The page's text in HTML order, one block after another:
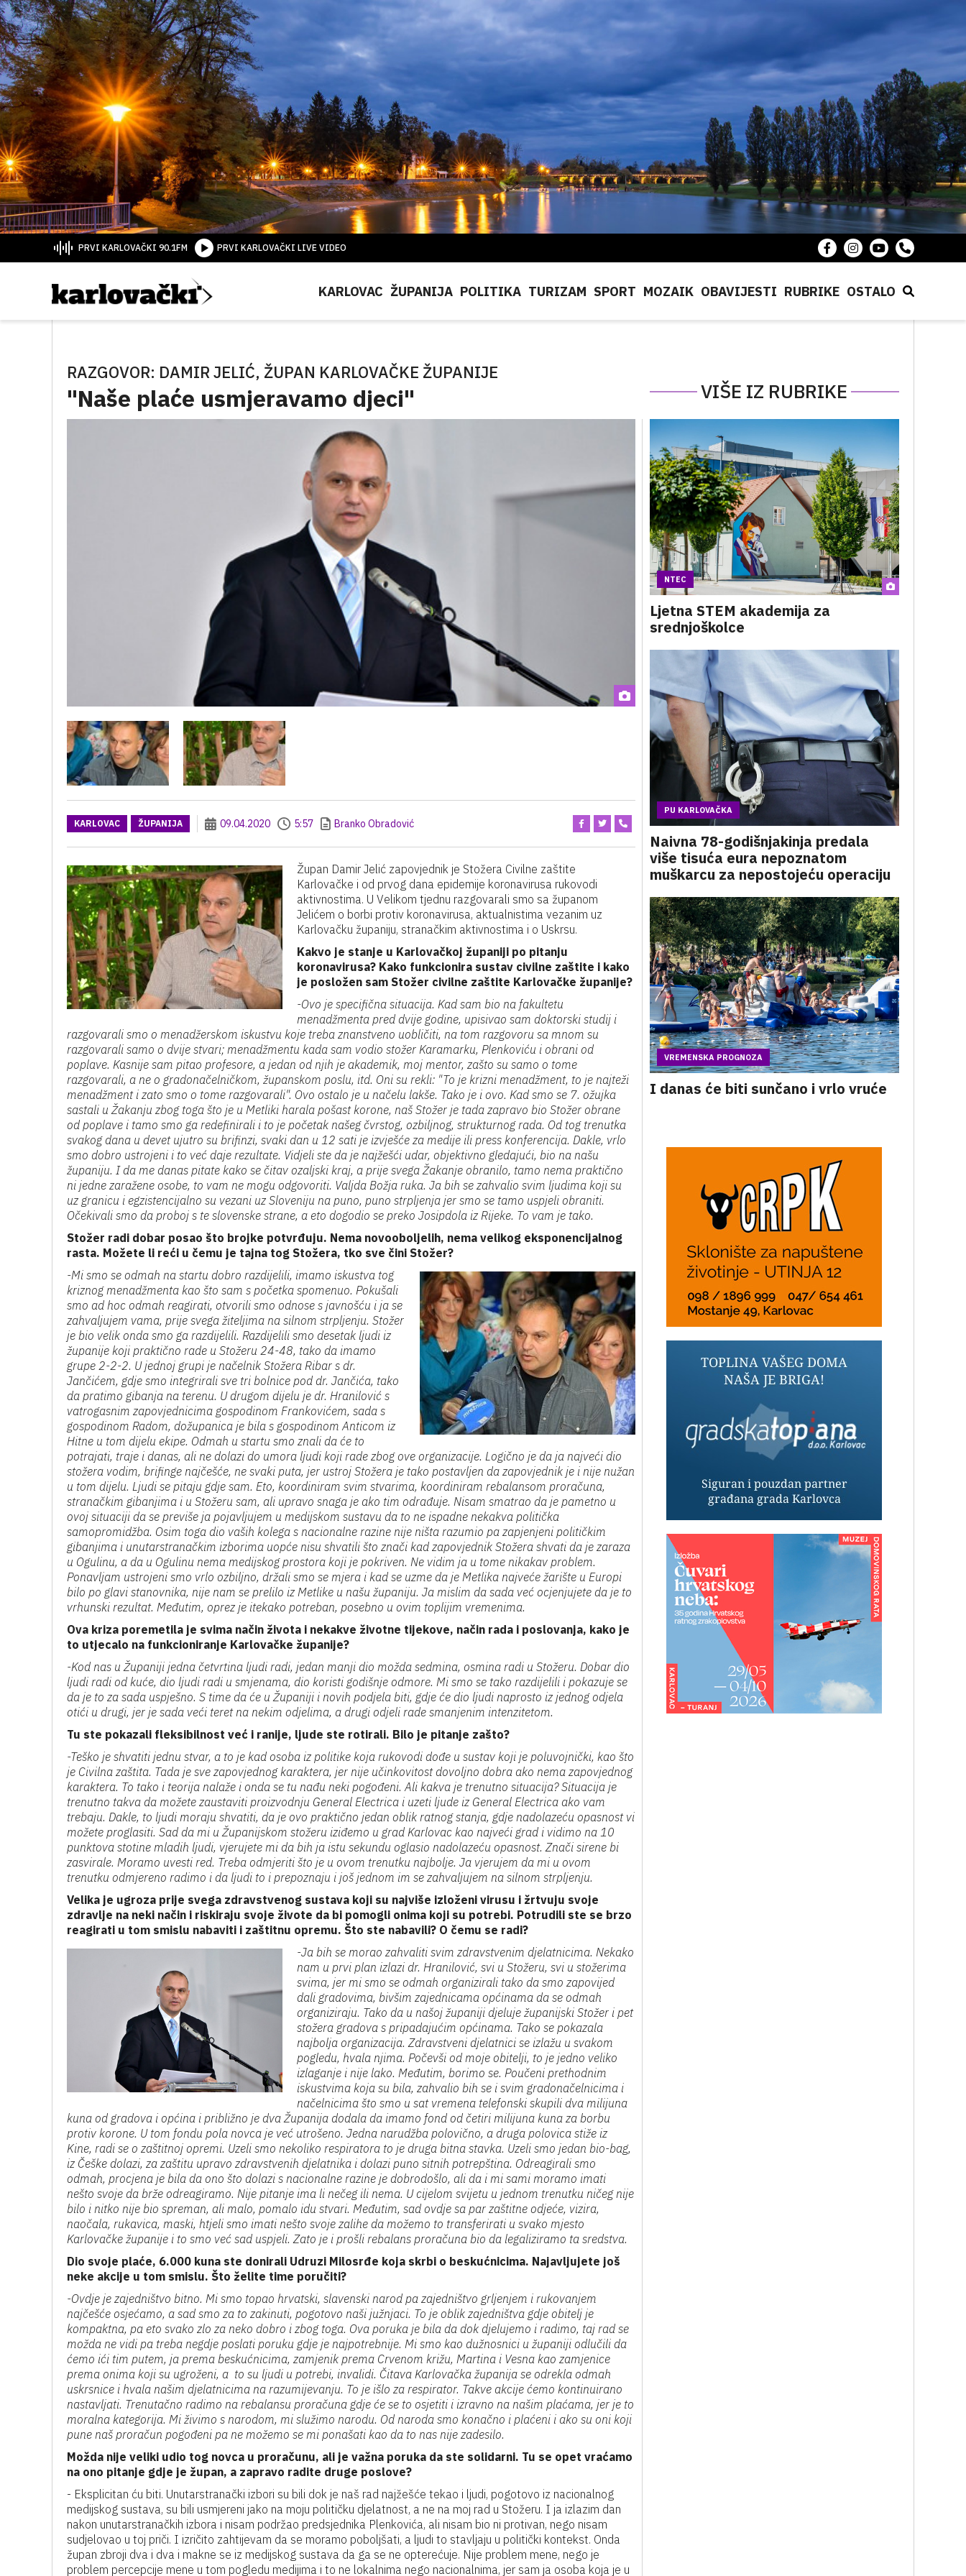
PRVI KARLOVAČKI 90.1FM PRVI KARLOVAČKI LIVE VIDEO
KARLOVAC ŽUPANIJA POLITIKA TURIZAM SPORT MOZAIK OBAVIJESTI RUBRIKE OSTALO
RAZGOVOR: DAMIR JELIĆ, ŽUPAN KARLOVAČKE ŽUPANIJE
"Naše plaće usmjeravamo djeci" VIŠE IZ RUBRIKE
KARLOVAC ŽUPANIJA 09.04.2020 5:57 Branko Obradović
Župan Damir Jelić zapovjednik je Stožera Civilne zaštite
Karlovačke i od prvog dana epidemije koronavirusa rukovodi
aktivnostima. U Velikom tjednu razgovarali smo sa županom
Jelićem o borbi protiv koronavirusa, aktualnistima vezanim uz
Karlovačku županiju, stranačkim aktivnostima i o Uskrsu.
Kakvo je stanje u Karlovačkoj županiji po pitanju
koronavirusa? Kako funkcionira sustav civilne zaštite i kako
je posložen sam Stožer civilne zaštite Karlovačke županije?
-Ovo je specifična situacija. Kad sam bio na fakultetu
menadžmenta pred dvije godine, upisivao sam doktorski studij i
razgovarali smo o menadžerskom iskustvu koje treba znanstveno uobličiti, na tom razgovoru sa mnom su
razgovarali samo o dvije stvari; menadžmentu kada sam vodio stožer Karamarku, Plenkoviću i obrani od
poplave. Kasnije sam pitao profesore, a jedan od njih je akademik, moj mentor, zašto su samo o tome
razgovarali, a ne o gradonačelničkom, županskom poslu, itd. Oni su rekli: "To je krizni menadžment, to je najteži
menadžment i zato smo o tome razgovarali". Ovo ostalo je u načelu lakše. Tako je i ovo. Kad smo se 7. ožujka
sastali u Žakanju zbog toga što je u Metliki harala pošast korone, naš Stožer je tada zapravo bio Stožer obrane
od poplave i tamo smo ga redefinirali i to je početak našeg čvrstog, ozbiljnog, strukturnog rada. Od tog trenutka
svakog dana u devet ujutro su brifinzi, svaki dan u 12 sati je izvješće za medije ili press konferencija. Dakle, vrlo
smo dobro ustrojeni i to već daje rezultate. Vidjeli ste da je najžešći udar, objektivno gledajući, bio na našu
županiju. I da me danas pitate kako se čitav ozaljski kraj, a prije svega Žakanje obranilo, tamo nema praktično
ni jedne zaražene osobe, to vam ne mogu odgovoriti. Valjda Božja ruka. Ja bih se zahvalio svim ljudima koji su
uz granicu i egzistencijalno su vezani uz Sloveniju na puno, puno strpljenja jer smo se tamo uspjeli obraniti.
Očekivali smo da proboj s te slovenske strane, a eto dogodio se preko Josipdola iz Rijeke. To vam je tako.
Stožer radi dobar posao što brojke potvrđuju. Nema novooboljelih, nema velikog eksponencijalnog
rasta. Možete li reći u čemu je tajna tog Stožera, tko sve čini Stožer?
-Mi smo se odmah na startu dobro razdijelili, imamo iskustva tog
kriznog menadžmenta kao što sam s početka spomenuo. Pokušali
smo ad hoc odmah reagirati, otvorili smo odnose s javnošću i ja se
zahvaljujem vama, prije svega žiteljima na silnom strpljenju. Stožer
je bio velik onda smo ga razdijelili. Razdijelili smo desetak ljudi iz
županije koji praktično rade u Stožeru 24-48, tako da imamo
grupe 2-2-2. U jednoj grupi je načelnik Stožera Ribar s dr.
Jančićem, gdje smo integrirali sve tri bolnice pod dr. Jančića, tako
da pratimo gibanja na terenu. U drugom dijelu je dr. Hranilović s
vatrogasnim zapovjednicima gospodinom Frankovićem, sada s
gospodinom Radom, dožupanica je bila s gospodinom Anticom iz
Hitne u tom dijelu ekipe. Odmah u startu smo znali da će to
potrajati, traje i danas, ali ne dolazi do umora ljudi koji rade zbog ove organizacije. Logično je da ja najveći dio
stožera vodim, brifinge najčešće, ne svaki puta, jer ustroj Stožera je tako postavljen da zapovjednik je i nije nužan
u tom dijelu. Ljudi se pitaju gdje sam. Eto, koordiniram svim stvarima, koordiniram rebalansom proračuna,
stranačkim gibanjima i u Stožeru sam, ali upravo snaga je ako tim odrađuje. Nisam smatrao da je pametno u
ovoj situaciji da se previše ja pojavljujem u medijskom sustavu da to ne ispadne nekakva politička
samopromidžba. Osim toga dio vaših kolega s nacionalne razine nije ništa razumio pa zapjenjeni političkim
gibanjima i unutarstranačkim izborima uopće nisu shvatili što znači kad zapovjednik Stožera shvati da je zaraza
u Ogulinu, a da u Ogulinu nema medijskog prostora koji je pokriven. Ne vidim ja u tome nikakav problem.
Ponavljam ustrojeni smo vrlo ozbiljno, držali smo se mjera i kad se uzme da je Metlika najveće žarište u Europi
bilo po glavi stanovnika, nije nam se prelilo iz Metlike u našu županiju. Ja mislim da sada već ocjenjujete da je to
vrhunski rezultat. Međutim, oprez je itekako potreban, posebno u ovim toplijim vremenima.
Ova kriza poremetila je svima način života i nekakve životne tijekove, način rada i poslovanja, kako je
to utjecalo na funkcioniranje Karlovačke županije?
-Kod nas u Županiji jedna četvrtina ljudi radi, jedan manji dio možda sedmina, osmina radi u Stožeru. Dobar dio
ljudi radi od kuće, dio ljudi radi u smjenama, dio koristi godišnje odmore. Mi smo se tako razdijelili i pokazuje se
da je to za sada uspješno. S time da će u Županiji i novih podjela biti, gdje će dio ljudi naprosto iz jednog odjela
otići u drugi, jer je sada veći teret na nekim odjelima, a drugi odjeli rade smanjenim intenzitetom.
Tu ste pokazali fleksibilnost već i ranije, ljude ste rotirali. Bilo je pitanje zašto?
-Teško je shvatiti jednu stvar, a to je kad osoba iz politike koja rukovodi dođe u sustav koji je poluvojnički, kao što
je Civilna zaštita. Tada je sve zapovjednog karaktera, jer nije učinkovitost dovoljno dobra ako nema zapovjednog
karaktera. To tako i teorija nalaže i onda se tu nađu neki pogođeni. Ali kakva je trenutno situacija? Situacija je
trenutno takva da možete zaustaviti proizvodnju General Electrica i uzeti ljude iz General Electrica ako vam
trebaju. Dakle, to ljudi moraju shvatiti, da je ovo praktično jedan oblik ratnog stanja, gdje nadolazeću opasnost vi
možete proglasiti. Sad da mi u Županijskom stožeru iziđemo u grad Karlovac kao najveći grad i vidimo na 10
punktova stotine mladih ljudi, vjerujete mi da bih ja istu sekundu oglasio nadolazeću opasnost. Znači sirene bi
zasvirale. Moramo uvesti red. Treba odmjeriti što je u ovom trenutku najbolje. Ja vjerujem da mi u ovom
trenutku odmjereno radimo i da ljudi to i prepoznaju i još jednom im se zahvaljujem na silnom strpljenju.
Velika je ugroza prije svega zdravstvenog sustava koji su najviše izloženi virusu i žrtvuju svoje
zdravlje na neki način i riskiraju svoje živote da bi pomogli onima koji su potrebi. Potrudili ste se brzo
reagirati u tom smislu nabaviti i zaštitnu opremu. Što ste nabavili? O čemu se radi?
-Ja bih se morao zahvaliti svim zdravstvenim djelatnicima. Nekako
nam u prvi plan izlazi dr. Hranilović, svi u Stožeru, svi u stožerima
svima, jer mi smo se odmah organizirali tako da smo zapovijed
dali gradovima, bivšim zajednicama općinama da se odmah
organiziraju. Tako da u našoj županiji djeluje županijski Stožer i pet
stožera gradova s pripadajućim općinama. Tako se pokazala
najbolja organizacija. Zdravstveni djelatnici se izlažu u svakom
pogledu, hvala njima. Počevši od moje obitelji, to je jedno veliko
izlaganje i nije lako. Međutim, borimo se. Poučeni prethodnim
iskustvima koja su bila, zahvalio bih se i svim gradonačelnicima i
načelnicima što smo u sat vremena telefonski skupili dva milijuna
kuna od gradova i općina i približno je dva Županija dodala da imamo fond od četiri milijuna kuna za borbu
protiv korone. U tom fondu pola novca je već utrošeno. Jedna narudžba polovično, a druga polovica stiže iz
Kine, radi se o zaštitnoj opremi. Uzeli smo nekoliko respiratora to je druga bitna stavka. Uzeli smo jedan bio-bag,
iz Češke dolazi, za zaštitu upravo zdravstvenih djelatnika i dolazi puno sitnih potrepština. Odreagirali smo
odmah, procjena je bila da ono što dolazi s nacionalne razine je dobrodošlo, ali da i mi sami moramo imati
nešto svoje da brže odreagiramo. Nije pitanje ima li nečeg ili nema. U cijelom svijetu u jednom trenutku ničeg nije
bilo i nitko nije bio spreman, ali malo, pomalo idu stvari. Međutim, sad ovdje sa par zaštitne odjeće, vizira,
naočala, rukavica, maski, htjeli smo imati nešto svoje zalihe da možemo to transferirati u svako mjesto
Karlovačke županije i to smo već sad uspjeli. Zato je i prošli rebalans proračuna bio da legaliziramo ta sredstva.
Dio svoje plaće, 6.000 kuna ste donirali Udruzi Milosrđe koja skrbi o beskućnicima. Najavljujete još
neke akcije u tom smislu. Što želite time poručiti?
-Ovdje je zajedništvo bitno. Mi smo topao hrvatski, slavenski narod pa zajedništvo grljenjem i rukovanjem
najčešće osjećamo, a sad smo za to zakinuti, pogotovo naši južnjaci. To je oblik zajedništva gdje obitelj je
kompaktna, pa eto svako zlo za neko dobro i zbog toga. Ova poruka je bila da dok djelujemo i radimo, taj rad se
možda ne vidi pa treba negdje poslati poruku gdje je najpotrebnije. Mi smo kao dužnosnici u županiji odlučili da
ćemo ići tim putem, ja prema beskućnicima, zamjenik prema Crvenom križu, Martina i Vesna kao zamjenice
prema onima koji su ugroženi, a to su ljudi u potrebi, invalidi. Čitava Karlovačka županija se odrekla odmah
uskrsnice i hvala našim djelatnicima na razumijevanju. To je išlo za respirator. Takve akcije ćemo kontinuirano
nastavljati. Trenutačno radimo na rebalansu proračuna gdje će se to osjetiti i izravno na našim plaćama, jer je to
moralna kategorija. Mi živimo s narodom, mi služimo narodu. Od naroda smo konačno i plaćeni i ako su oni koji
pune naš proračun pogođeni pa ne možemo se mi ponašati kao da to nas nije zadesilo.
Možda nije veliki udio tog novca u proračunu, ali je važna poruka da ste solidarni. Tu se opet vraćamo
na ono pitanje gdje je župan, a zapravo radite druge poslove?
- Eksplicitan ću biti. Unutarstranački izbori su bili dok je naš rad najžešće tekao i ljudi, pogotovo iz nacionalnog
medijskog sustava, su bili usmjereni jako na moju političku djelatnost, a ne na moj rad u Stožeru. I ja izlazim dan
nakon unutarstranačkih izbora i nisam podržao predsjednika Plenkovića, ali nisam bio ni protivan, nego nisam
sudjelovao u toj priči. I izričito zahtijevam da se moramo poboljšati, a ljudi to stavljaju u politički kontekst. Onda
župan zbroji dva i dva i makne se iz medijskog sustava da ga se ne opterećuje. Nije problem mene, nego je
problem percepcije mene u tom pogledu medijima i to ne lokalnima nego nacionalnima, jer sam ja osoba koja je u
NTEC
Ljetna STEM akademija za
srednjoškolce
PU KARLOVAČKA
Naivna 78-godišnjakinja predala
više tisuća eura nepoznatom
muškarcu za nepostojeću operaciju
VREMENSKA PROGNOZA
I danas će biti sunčano i vrlo vruće